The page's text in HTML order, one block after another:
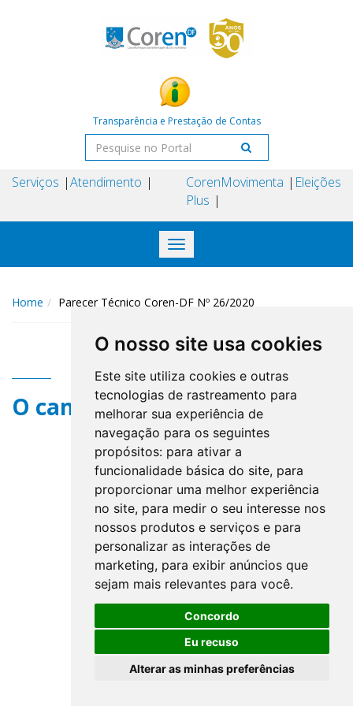
O nosso site usa cookies
Este site utiliza cookies e outras
tecnologias de rastreamento para
melhorar sua experiência de
navegação para os seguintes
propósitos: para ativar a
funcionalidade básica do site, para
proporcionar uma melhor experiência
no site, para medir o seu interesse nos
nossos produtos e serviços e para
personalizar as interações de
marketing, para exibir anúncios que
sejam mais relevantes para você.
Concordo
Eu recuso
Alterar as minhas preferências
Transparência e Prestação de Contas
Serviços Atendimento
Coren
Plus
Movimenta Eleições
Toggle
navigation
Home Parecer Técnico Coren-DF Nº 26/2020
O campo title não existe.